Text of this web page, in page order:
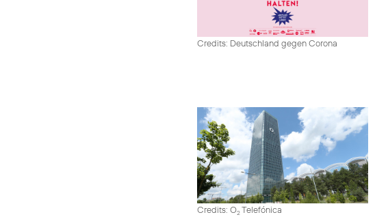
Credits: Deutschland gegen Corona
Credits: O2Telefónica